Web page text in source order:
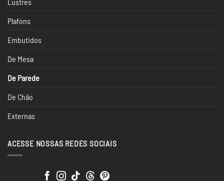
Plafons
Embutidos
De Mesa
De Parede
De Chão
Externas
ACESSE NOSSAS REDES SOCIAIS